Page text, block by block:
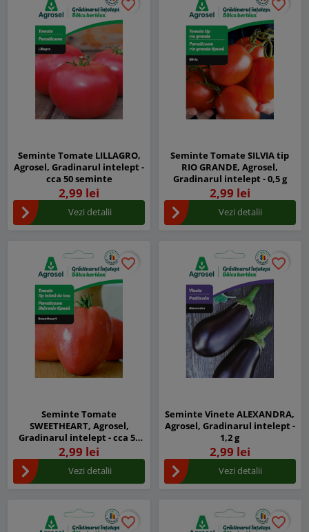
favorite_border
favorite_border
Seminte Tomate LILLAGRO,
Agrosel, Gradinarul intelept -
cca 50 seminte
2,99 lei
Vezi detalii
favorite_border
favorite_border
Seminte Tomate SILVIA tip
RIO GRANDE, Agrosel,
Gradinarul intelept - 0,5 g
2,99 lei
Vezi detalii
favorite_border
favorite_border
Seminte Tomate
SWEETHEART, Agrosel,
Gradinarul intelept - cca 50
seminte
2,99 lei
Vezi detalii
favorite_border
favorite_border
Seminte Vinete ALEXANDRA,
Agrosel, Gradinarul intelept -
1,2 g
2,99 lei
Vezi detalii
favorite_border
favorite_border favorite_border
favorite_border